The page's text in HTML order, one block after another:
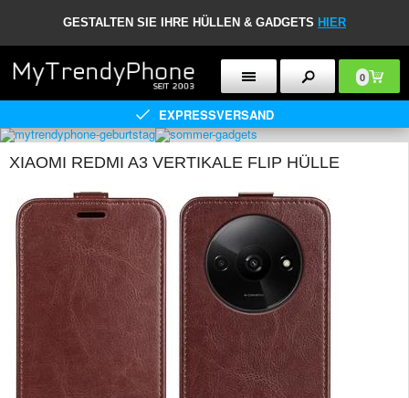
GESTALTEN SIE IHRE HÜLLEN & GADGETS HIER
0
EXPRESSVERSAND
XIAOMI REDMI A3 VERTIKALE FLIP HÜLLE